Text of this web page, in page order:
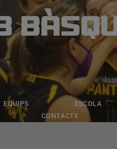
EQUIPS ESCOLA
CONTACTE
ESCOLA